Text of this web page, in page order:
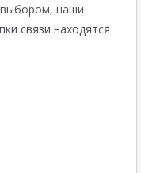
наши
связи находятся